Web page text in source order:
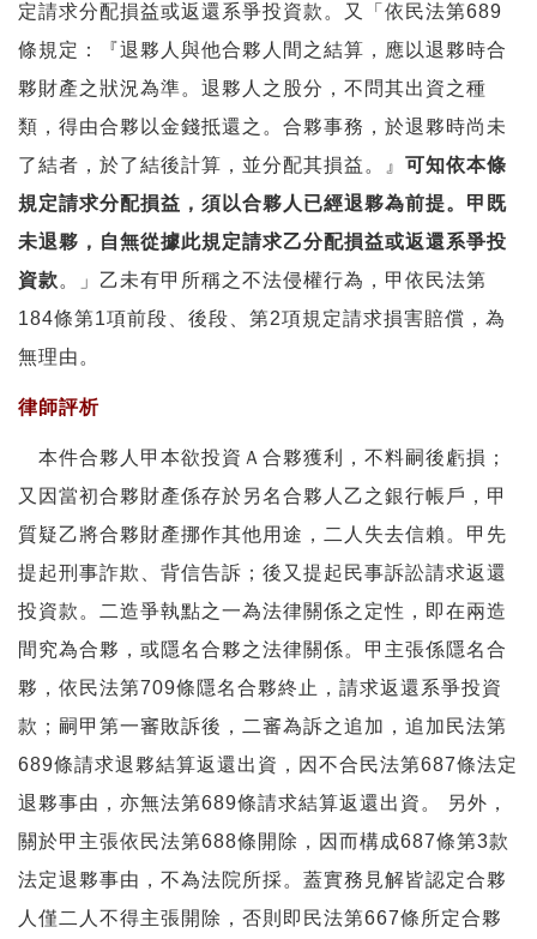
定請求分配損益或返還系爭投資款。又「依民法第689
條規定：『退夥人與他合夥人間之結算，應以退夥時合
夥財產之狀況為準。退夥人之股分，不問其出資之種
類，得由合夥以金錢抵還之。合夥事務，於退夥時尚未
了結者，於了結後計算，並分配其損益。』 可知依本條
規定請求分配損益，須以合夥人已經退夥為前提。甲既
未退夥，自無從據此規定請求乙分配損益或返還系爭投
資款。」乙未有甲所稱之不法侵權行為，甲依民法第
184條第1項前段、後段、第2項規定請求損害賠償，為
無理由。
律師評析
本件合夥人甲本欲投資Ａ合夥獲利，不料嗣後虧損；
又因當初合夥財產係存於另名合夥人乙之銀行帳戶，甲
質疑乙將合夥財產挪作其他用途，二人失去信賴。甲先
提起刑事詐欺、背信告訴；後又提起民事訴訟請求返還
投資款。二造爭執點之一為法律關係之定性，即在兩造
間究為合夥，或隱名合夥之法律關係。甲主張係隱名合
夥，依民法第709條隱名合夥終止，請求返還系爭投資
款；嗣甲第一審敗訴後，二審為訴之追加，追加民法第
689條請求退夥結算返還出資，因不合民法第687條法定
退夥事由，亦無法第689條請求結算返還出資。 另外，
關於甲主張依民法第688條開除，因而構成687條第3款
法定退夥事由，不為法院所採。蓋實務見解皆認定合夥
人僅二人不得主張開除，否則即民法第667條所定合夥